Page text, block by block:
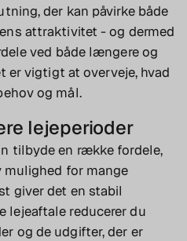
der kan påvirke både
attraktivitet - og dermed
ved både længere og
er vigtigt at overveje, hvad
og mål.
lejeperioder
tilbyde en række fordele,
for mange
giver det en stabil
lejeaftale reducerer du
og de udgifter, der er